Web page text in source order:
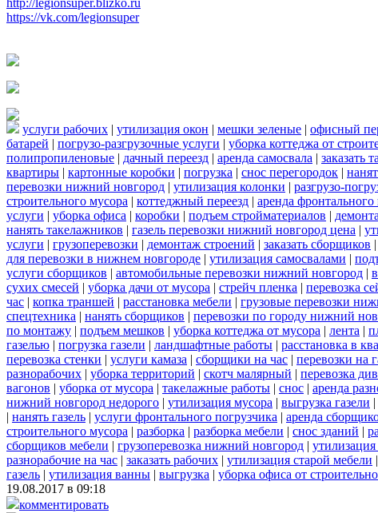
http://legionsuper.blizko.ru
https://vk.com/legionsuper
услуги рабочих | утилизация окон | мешки зеленые | офисный
батарей | погрузо-разгрузочные услуги | уборка коттеджа от
полипропиленовые | дачный переезд | аренда самосвала | заказать
квартиры | картонные коробки | погрузка | снос перегородок |
перевозки нижний новгород | утилизация колонки | разгрузо-
строительного мусора | коттеджный переезд | аренда фронтального
услуги | уборка офиса | коробки | подъем стройматериалов |
нанять такелажников | газель перевозки нижний новгород цена |
услуги | грузоперевозки | демонтаж строений | заказать сборщиков |
для перевозки в нижнем новгороде | утилизация самосвалами |
услуги сборщиков | автомобильные перевозки нижний новгород |
сухих смесей | уборка дачи от мусора | стрейч пленка | перевозка
час | копка траншей | расстановка мебели | грузовые перевозки
спецтехника | нанять сборщиков | перевозки по городу нижний
по монтажу | подъем мешков | уборка коттеджа от мусора | лента |
газелью | погрузка газели | ландшафтные работы | расстановка в
перевозка стенки | услуги камаза | сборщики на час | перевозки на
разнорабочих | уборка территорий | скотч малярный | перевозка
вагонов | уборка от мусора | такелажные работы | снос | аренда
нижний новгород недорого | утилизация мусора | выгрузка газели |
| нанять газель | услуги фронтального погрузчика | аренда
строительного мусора | разборка | разборка мебели | снос зданий |
сборщиков мебели | грузоперевозка нижний новгород |
разнорабочие на час | заказать рабочих | утилизация старой мебели |
газель | утилизация ванны | выгрузка | уборка офиса от
19.08.2017 в 09:18
комментировать